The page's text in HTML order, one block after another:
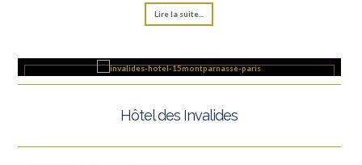
Lire la suite...
Hôtel des Invalides